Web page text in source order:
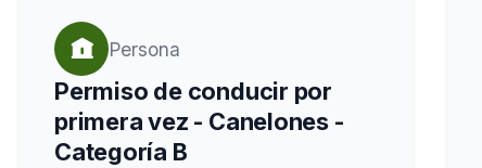
Persona
Permiso de conducir por
primera vez - Canelones -
Categoría B